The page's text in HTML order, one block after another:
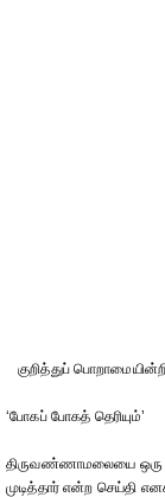
குறித்துப்
‘போகப் போகத் தெரியும்’
திருவண்ணாமலையை ஒரு
முடித்தார் என்ற செய்தி